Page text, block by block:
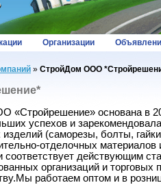
Организации
» СтройДом ООО
«Стройрешение» основана в
успехов и
(саморезы, болты,
отделочных
соответствует действующим
организаций и торговых
работаем оптом и в